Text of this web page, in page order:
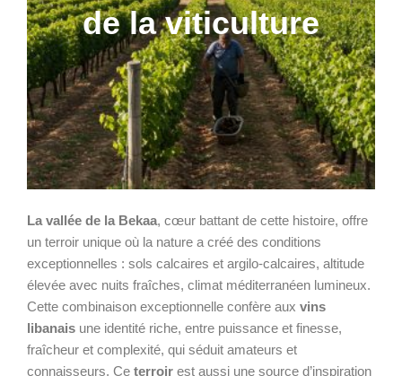
de la viticulture
La vallée de la Bekaa, cœur battant de cette histoire, offre
un terroir unique où la nature a créé des conditions
exceptionnelles : sols calcaires et argilo-calcaires, altitude
élevée avec nuits fraîches, climat méditerranéen lumineux.
Cette combinaison exceptionnelle confère aux vins
libanais une identité riche, entre puissance et finesse,
fraîcheur et complexité, qui séduit amateurs et
connaisseurs. Ce terroir est aussi une source d’inspiration